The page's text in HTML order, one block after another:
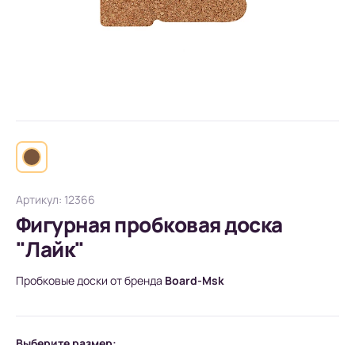
Артикул: 12366
Фигурная пробковая доска
"Лайк"
Пробковые доски от бренда Board-Msk